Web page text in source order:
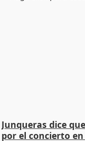
Junqueras dice
por el concierto